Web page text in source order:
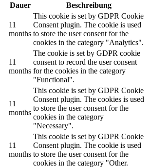
Dauer Beschreibung
11
months
This cookie is set by GDPR Cookie
Consent plugin. The cookie is used
to store the user consent for the
cookies in the category "Analytics".
11
months
The cookie is set by GDPR cookie
consent to record the user consent
for the cookies in the category
"Functional".
11
months
This cookie is set by GDPR Cookie
Consent plugin. The cookies is used
to store the user consent for the
cookies in the category
"Necessary".
11
months
This cookie is set by GDPR Cookie
Consent plugin. The cookie is used
to store the user consent for the
cookies in the category "Other.